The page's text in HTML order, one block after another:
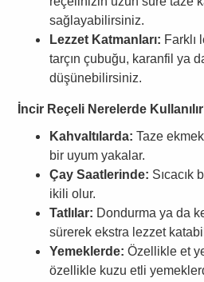
sağlayabilirsiniz.
Lezzet Katmanları: Farklı
tarçın çubuğu, karanfil ya
düşünebilirsiniz.
İncir Reçeli Nerelerde
Kahvaltılarda: Taze
bir uyum yakalar.
Çay Saatlerinde: Sıcacık
ikili olur.
Tatlılar: Dondurma ya da
sürerek ekstra lezzet
Yemeklerde: Özellikle et
özellikle kuzu etli